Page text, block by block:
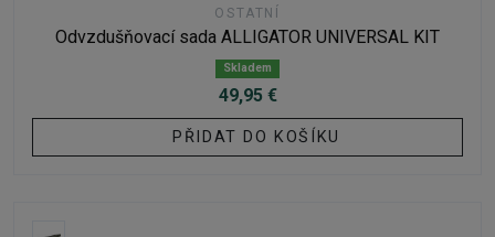
OSTATNÍ
Odvzdušňovací sada ALLIGATOR UNIVERSAL KIT
Skladem
49,95 €
PŘIDAT DO KOŠÍKU